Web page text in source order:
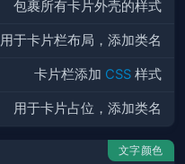
包裹所有卡片外壳的样式
用于卡片栏布局，添加类名
卡片栏添加 CSS 样式
用于卡片占位，添加类名
文字颜色